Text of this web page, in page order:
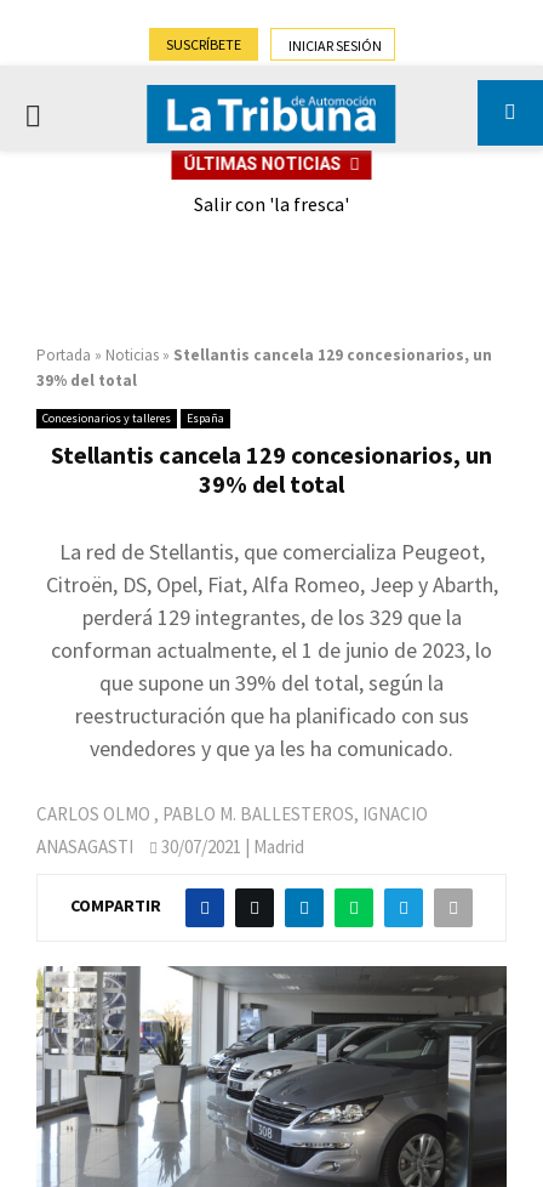
SUSCRÍBETE INICIAR SESIÓN
PRIMARY
ÚLTIMAS NOTICIAS
Salir con 'la fresca'
Portada » Noticias » Stellantis cancela 129 concesionarios, un
39% del total
Concesionarios y talleres España
Stellantis cancela 129 concesionarios, un
39% del total
La red de Stellantis, que comercializa Peugeot,
Citroën, DS, Opel, Fiat, Alfa Romeo, Jeep y Abarth,
perderá 129 integrantes, de los 329 que la
conforman actualmente, el 1 de junio de 2023, lo
que supone un 39% del total, según la
reestructuración que ha planificado con sus
vendedores y que ya les ha comunicado.
CARLOS OLMO , PABLO M. BALLESTEROS, IGNACIO
ANASAGASTI
30/07/2021 | Madrid
COMPARTIR